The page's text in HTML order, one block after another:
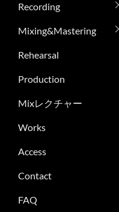
Recording
Mixing&Mastering
Rehearsal
Production
Mixレクチャー
Works
Access
Contact
FAQ